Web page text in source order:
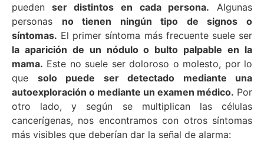
pueden ser distintos en cada persona. Algunas
personas no tienen ningún tipo de signos o
síntomas. El primer síntoma más frecuente suele ser
la aparición de un nódulo o bulto palpable en la
mama. Este no suele ser doloroso o molesto, por lo
que solo puede ser detectado mediante una
autoexploración o mediante un examen médico. Por
otro lado, y según se multiplican las células
cancerígenas, nos encontramos con otros síntomas
más visibles que deberían dar la señal de alarma: